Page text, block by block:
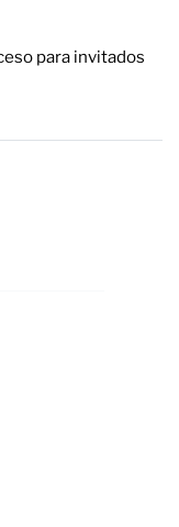
para invitados